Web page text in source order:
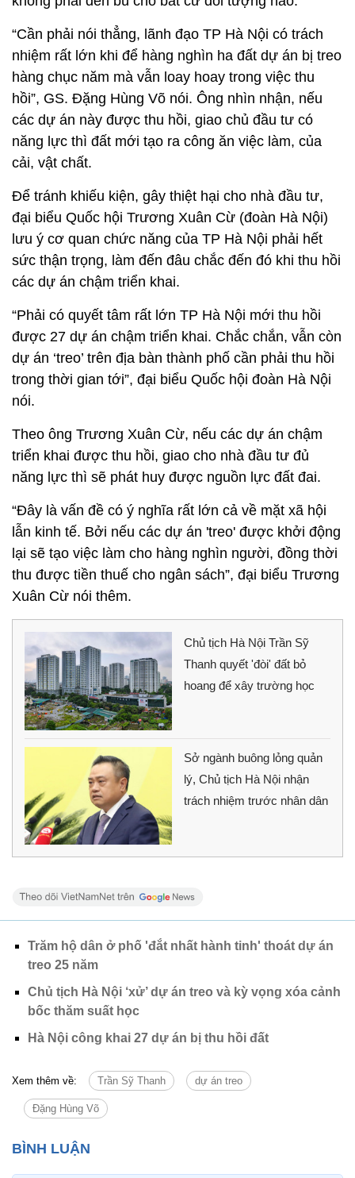
“Cần phải nói thẳng, lãnh đạo TP Hà Nội có trách
nhiệm rất lớn khi để hàng nghìn ha đất dự án bị treo
hàng chục năm mà vẫn loay hoay trong việc thu
hồi”, GS. Đặng Hùng Võ nói. Ông nhìn nhận, nếu
các dự án này được thu hồi, giao chủ đầu tư có
năng lực thì đất mới tạo ra công ăn việc làm, của
cải, vật chất.
Để tránh khiếu kiện, gây thiệt hại cho nhà đầu tư,
đại biểu Quốc hội Trương Xuân Cừ (đoàn Hà Nội)
lưu ý cơ quan chức năng của TP Hà Nội phải hết
sức thận trọng, làm đến đâu chắc đến đó khi thu hồi
các dự án chậm triển khai.
“Phải có quyết tâm rất lớn TP Hà Nội mới thu hồi
được 27 dự án chậm triển khai. Chắc chắn, vẫn còn
dự án ‘treo’ trên địa bàn thành phố cần phải thu hồi
trong thời gian tới”, đại biểu Quốc hội đoàn Hà Nội
nói.
Theo ông Trương Xuân Cừ, nếu các dự án chậm
triển khai được thu hồi, giao cho nhà đầu tư đủ
năng lực thì sẽ phát huy được nguồn lực đất đai.
“Đây là vấn đề có ý nghĩa rất lớn cả về mặt xã hội
lẫn kinh tế. Bởi nếu các dự án 'treo' được khởi động
lại sẽ tạo việc làm cho hàng nghìn người, đồng thời
thu được tiền thuế cho ngân sách”, đại biểu Trương
Xuân Cừ nói thêm.
Chủ tịch Hà Nội Trần Sỹ
Thanh quyết 'đòi' đất bỏ
hoang để xây trường học
Sở ngành buông lỏng quản
lý, Chủ tịch Hà Nội nhận
trách nhiệm trước nhân dân
Trăm hộ dân ở phố 'đắt nhất hành tinh' thoát dự án
treo 25 năm
Chủ tịch Hà Nội ‘xử’ dự án treo và kỳ vọng xóa cảnh
bốc thăm suất học
Hà Nội công khai 27 dự án bị thu hồi đất
Xem thêm về: Trần Sỹ Thanh dự án treo
Đặng Hùng Võ